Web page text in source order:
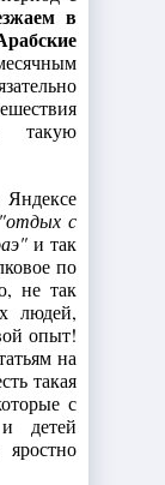
в
такую
с
и так
по
не так
людей,
опыт!
на
такая
с
детей